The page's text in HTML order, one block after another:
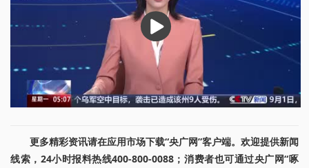
播
放
更多精彩资讯请在应用市场下载“央广网”客户端。欢迎提供新闻
线索，24小时报料热线400-800-0088；消费者也可通过央广网“啄